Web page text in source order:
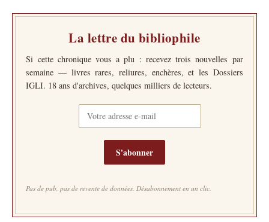
La lettre du bibliophile
Si cette chronique vous a plu : recevez trois nouvelles par
semaine — livres rares, reliures, enchères, et les Dossiers
IGLI. 18 ans d'archives, quelques milliers de lecteurs.
S'abonner
Pas de pub, pas de revente de données. Désabonnement en un clic.